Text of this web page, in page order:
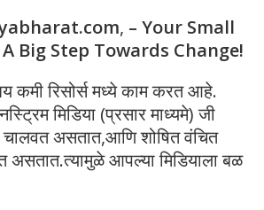
, – Your Small
Big Step Towards Change!
कमी रिसोर्स मध्ये काम करत आहे.
मिडिया (प्रसार माध्यमे) जी
असतात,आणि शोषित वंचित
असतात.त्यामुळे आपल्या मिडियाला बळ